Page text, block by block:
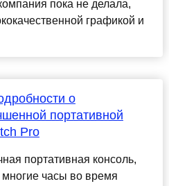
пока не делала,
графикой и
о
портативной
Pro
портативная консоль,
многие часы во время